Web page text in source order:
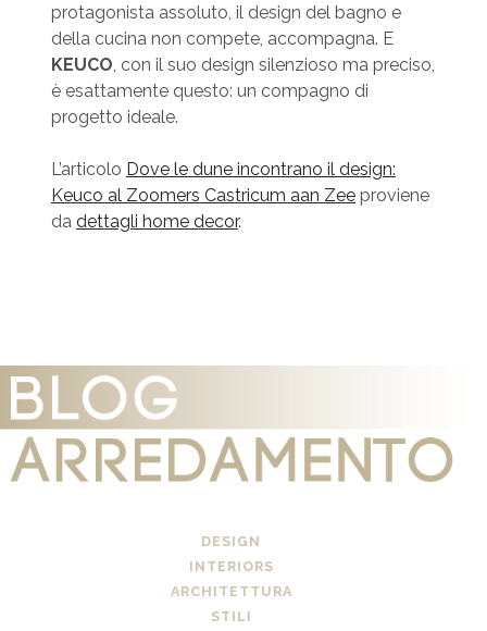
protagonista assoluto, il design del bagno e
della cucina non compete, accompagna. E
KEUCO, con il suo design silenzioso ma preciso,
è esattamente questo: un compagno di
progetto ideale.
L’articolo Dove le dune incontrano il design:
Keuco al Zoomers Castricum aan Zeeproviene
da dettagli home decor.
DESIGN
INTERIORS
ARCHITETTURA
STILI